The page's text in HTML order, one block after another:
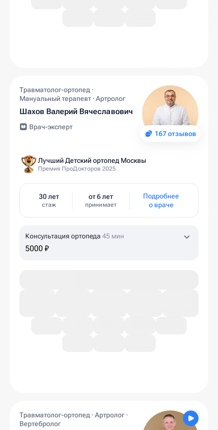
167 отзывов
Травматолог-ортопед ·
Мануальный терапевт · Артролог
Шахов Валерий Вячеславович
Врач-эксперт
Лучший Детский ортопед Москвы
Премия ПроДокторов 2025
30 лет
стаж
от 6 лет
принимает
Подробнее
о враче
Консультация ортопеда 45 мин
5000 ₽
Травматолог-ортопед · Артролог ·
Вертебролог